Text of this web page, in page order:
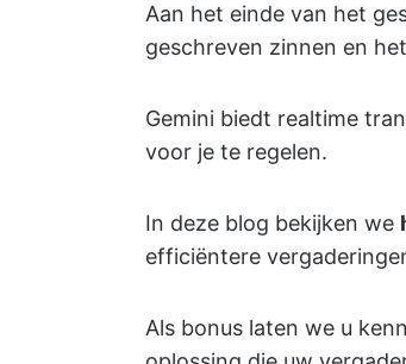
Aan het einde van het
geschreven zinnen en
Gemini biedt realtime
voor je te regelen.
In deze blog bekijken we
efficiëntere
Als bonus laten we u